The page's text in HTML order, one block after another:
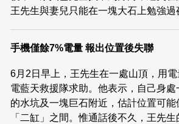
王先生與妻兒只能在一塊大石上勉強過
手機僅餘7%電量 報出位置後失聯
6月2日早上，王先生在一處山頂，用
電藍天救援隊求助。他表示，自己身處
的水坑及一塊巨石附近，估計位置可
「二缸」之間。惟通話後不久，王先